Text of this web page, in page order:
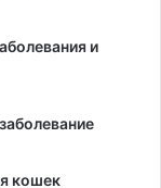
и
кошек